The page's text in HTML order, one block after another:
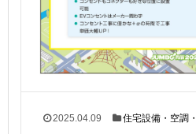
2025.04.09 住宅設備・空調